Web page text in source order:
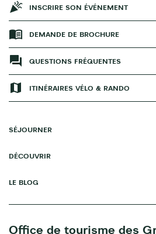
INSCRIRE SON ÉVÉNEMENT
DEMANDE DE BROCHURE
QUESTIONS FRÉQUENTES
ITINÉRAIRES VÉLO & RANDO
SÉJOURNER
DÉCOUVRIR
LE BLOG
Office de tourisme des